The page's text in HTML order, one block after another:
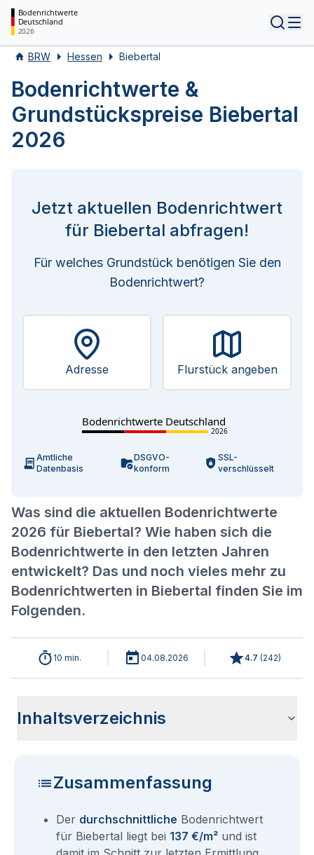
Bodenrichtwerte
Deutschland
2026
BRW Hessen Biebertal
Bodenrichtwerte &
Grundstückspreise Biebertal
2026
Was sind die aktuellen Bodenrichtwerte
2026 für Biebertal? Wie haben sich die
Bodenrichtwerte in den letzten Jahren
entwickelt? Das und noch vieles mehr zu
Bodenrichtwerten in Biebertal finden Sie im
Folgenden.
Jetzt aktuellen Bodenrichtwert
für Biebertal abfragen!
Für welches Grundstück benötigen Sie den
Bodenrichtwert?
Adresse Flurstück angeben
Bodenrichtwerte Deutschland
2026
Amtliche
Datenbasis
DSGVO-
konform
SSL-
verschlüsselt
10 min. 04.08.2026 4.7 (242)
Inhaltsverzeichnis
Zusammenfassung
Der durchschnittliche Bodenrichtwert
für Biebertal liegt bei 137 €/m² und ist